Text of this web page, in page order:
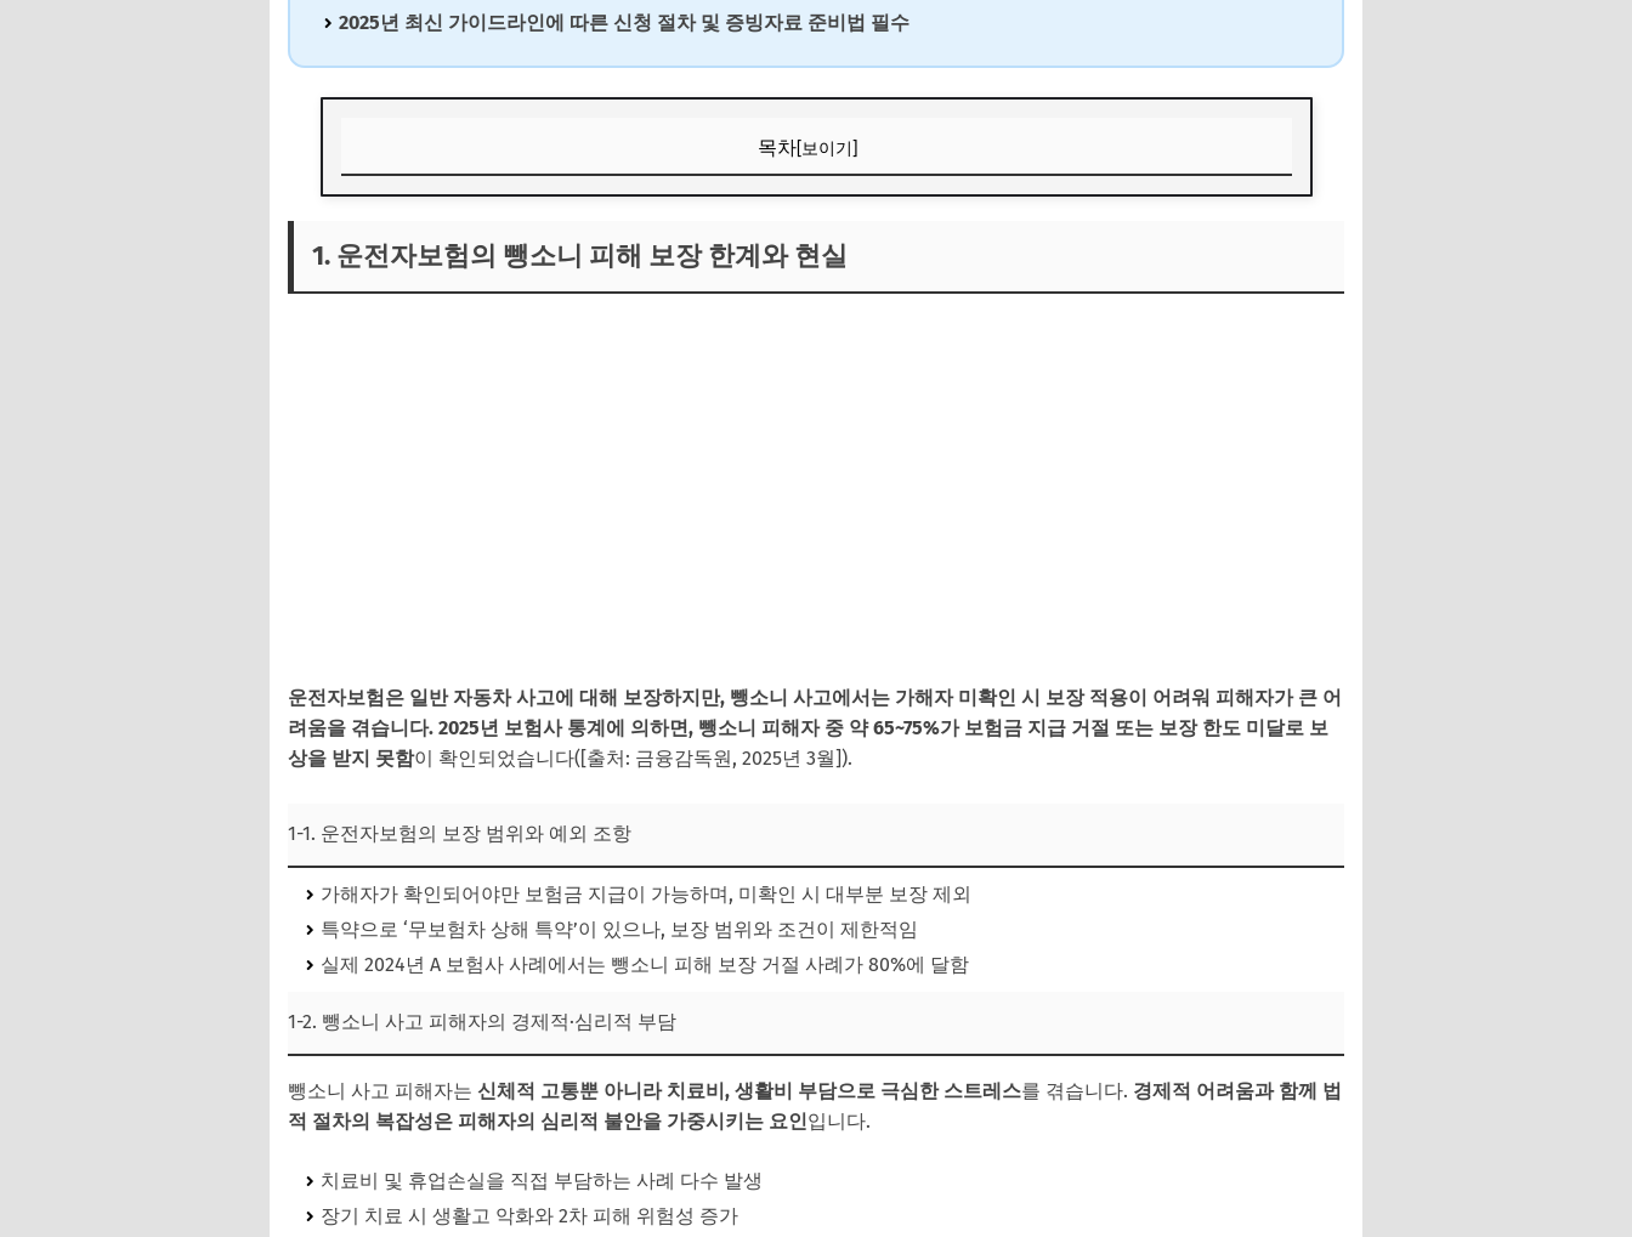
2025년 최신 가이드라인에 따른 신청 절차 및 증빙자료 준비법 필수
목차[보이기]
1-1. 운전자보험의 보장 범위와 예외 조항
3-3. 전문가 및 피해자 지원센터 활용
4. 뺑소니 피해자 보상 관련 최신 비교표
5. 뺑소니 사고 피해자 보상 관련 자주 묻는 질문 (FAQ)
1. 운전자보험의 뺑소니 피해 보장 한계와 현실
운전자보험은 일반 자동차 사고에 대해 보장하지만, 뺑소니 사고에서는 가해자 미확인 시 보장 적용이 어려워 피해자가 큰 어
려움을 겪습니다. 2025년 보험사 통계에 의하면, 뺑소니 피해자 중 약 65~75%가 보험금 지급 거절 또는 보장 한도 미달로 보
상을 받지 못함이 확인되었습니다([출처: 금융감독원, 2025년 3월]).
1-1. 운전자보험의 보장 범위와 예외 조항
가해자가 확인되어야만 보험금 지급이 가능하며, 미확인 시 대부분 보장 제외
특약으로 ‘무보험차 상해 특약’이 있으나, 보장 범위와 조건이 제한적임
실제 2024년 A 보험사 사례에서는 뺑소니 피해 보장 거절 사례가 80%에 달함
1-2. 뺑소니 사고 피해자의 경제적·심리적 부담
뺑소니 사고 피해자는 신체적 고통뿐 아니라 치료비, 생활비 부담으로 극심한 스트레스를 겪습니다. 경제적 어려움과 함께 법
적 절차의 복잡성은 피해자의 심리적 불안을 가중시키는 요인입니다.
치료비 및 휴업손실을 직접 부담하는 사례 다수 발생
장기 치료 시 생활고 악화와 2차 피해 위험성 증가